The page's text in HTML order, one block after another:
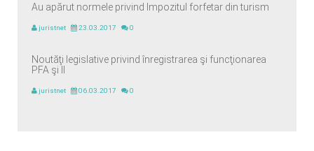
Au apărut normele privind Impozitul forfetar din turism
juristnet 23.03.2017 0
Noutăţi legislative privind înregistrarea şi funcţionarea
PFA şi II
juristnet 06.03.2017 0